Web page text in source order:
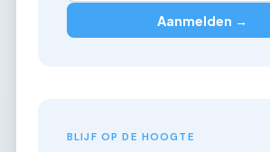
Aanmelden →
BLIJF OP DE HOOGTE